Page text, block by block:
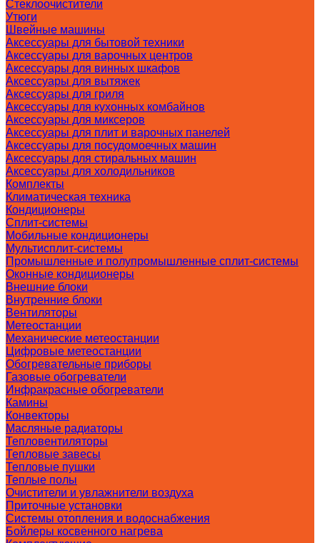
Стеклоочистители
Утюги
Швейные машины
Аксессуары для бытовой техники
Аксессуары для варочных центров
Аксессуары для винных шкафов
Аксессуары для вытяжек
Аксессуары для гриля
Аксессуары для кухонных комбайнов
Аксессуары для миксеров
Аксессуары для плит и варочных панелей
Аксессуары для посудомоечных машин
Аксессуары для стиральных машин
Аксессуары для холодильников
Комплекты
Климатическая техника
Кондиционеры
Сплит-системы
Мобильные кондиционеры
Мультисплит-системы
Промышленные и полупромышленные сплит-системы
Оконные кондиционеры
Внешние блоки
Внутренние блоки
Вентиляторы
Метеостанции
Механические метеостанции
Цифровые метеостанции
Обогревательные приборы
Газовые обогреватели
Инфракрасные обогреватели
Камины
Конвекторы
Масляные радиаторы
Тепловентиляторы
Тепловые завесы
Тепловые пушки
Теплые полы
Очистители и увлажнители воздуха
Приточные установки
Системы отопления и водоснабжения
Бойлеры косвенного нагрева